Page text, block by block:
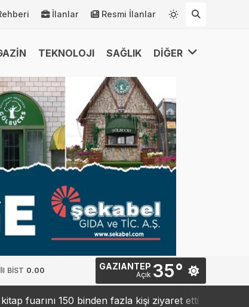
İlanlar Resmi İlanlar
TEKNOLOJI SAĞLIK DİĞER
BİST 0.00 GAZIANTEP
Açık 35°
150 binden fazla kişi ziyaret etti 19:42